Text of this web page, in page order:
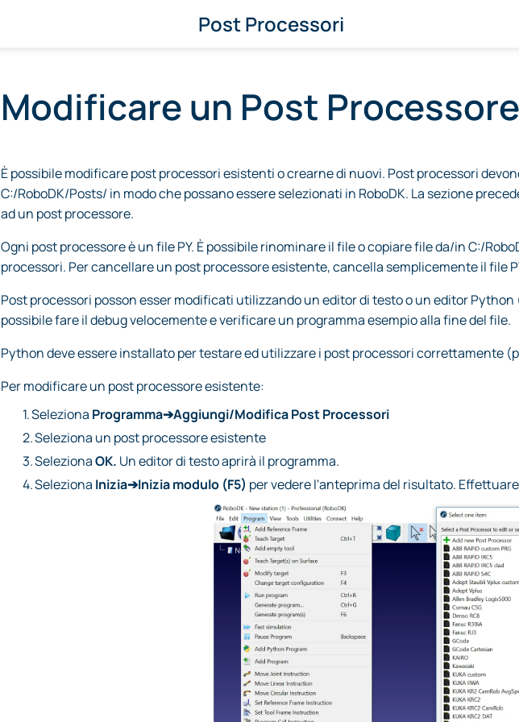
Post Processori
Modificare un Post Processore
È possibile modificare post processori esistenti o crearne di nuovi. Post processori
C:/RoboDK/Posts/ in modo che possano essere selezionati in RoboDK. La sezione
ad un post processore.
Ogni post processore è un file PY. È possibile rinominare il file o copiare file da/in C:/
processori. Per cancellare un post processore esistente, cancella semplicemente il file
Post processori posson esser modificati utilizzando un editor di testo o un editor
possibile fare il debug velocemente e verificare un programma esempio alla fine del file.
Python deve essere installato per testare ed utilizzare i post processori correttamente
Per modificare un post processore esistente:
1.Seleziona Programma➔Aggiungi/Modifica Post Processori
2.Seleziona un post processore esistente
3.SelezionaOK. Un editor di testo aprirà il programma.
4.Seleziona Inizia➔Inizia modulo (F5) per vedere l'anteprima del risultato.